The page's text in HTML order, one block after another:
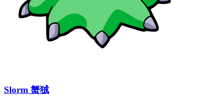
Slorm 蟹狨